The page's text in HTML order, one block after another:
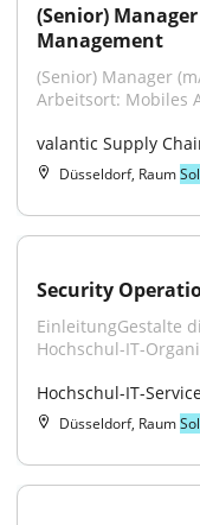
(Senior)
Management
(Senior) Manager
Arbeitsort: Mobiles
valantic Supply
Düsseldorf, Raum
Security
EinleitungGestalte
Hochschul-IT-
Hochschul-IT-
Düsseldorf, Raum